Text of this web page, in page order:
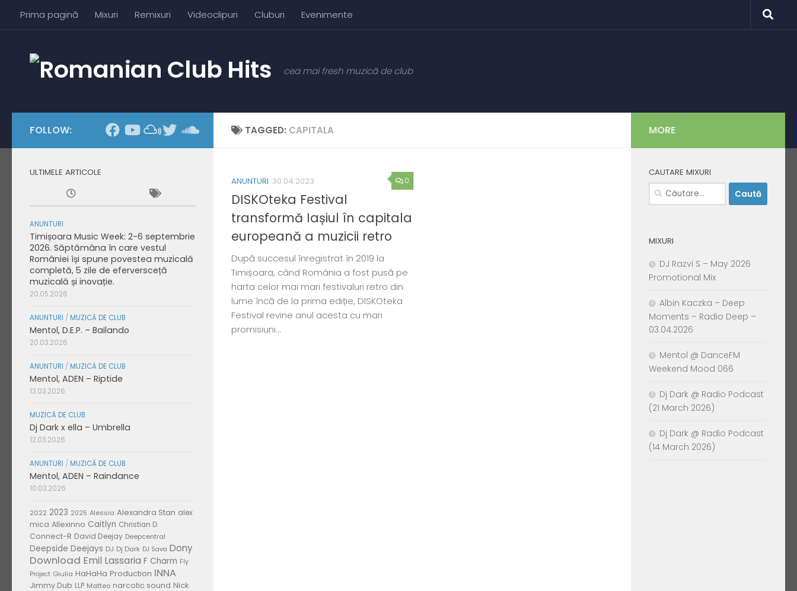
Skip to content
Prima pagină Mixuri Remixuri Videoclipuri Cluburi Evenimente
cea mai fresh muzică de club
TAGGED: CAPITALA
0
ANUNTURI 30.04.2023
DISKOteka Festival
transformă Iașiul în capitala
europeană a muzicii retro
După succesul înregistrat în 2019 la
Timișoara, când România a fost pusă pe
harta celor mai mari festivaluri retro din
lume încă de la prima ediție, DISKOteka
Festival revine anul acesta cu mari
promisiuni...
FOLLOW:
ULTIMELE ARTICOLE
ANUNTURI
Timișoara Music Week: 2-6 septembrie
2026. Săptămâna în care vestul
României își spune povestea muzicală
completă, 5 zile de eferversceță
muzicală și inovație.
20.05.2026
ANUNTURI / MUZICĂ DE CLUB
Mentol, D.E.P. – Bailando
20.03.2026
ANUNTURI / MUZICĂ DE CLUB
Mentol, ADEN – Riptide
13.03.2026
MUZICĂ DE CLUB
Dj Dark x ella – Umbrella
12.03.2026
ANUNTURI / MUZICĂ DE CLUB
Mentol, ADEN – Raindance
10.03.2026
2022 2023 2025 Alessia Alexandra Stan alex
mica Allexinno Caitlyn Christian D.
Connect-R David Deejay Deepcentral
Deepside Deejays DJ Dj Dark DJ Sava Dony
Download Emil Lassaria F Charm Fly
Project Giulia HaHaHa Production INNA
Jimmy Dub LLP Matteo narcotic sound Nick
MORE
CAUTARE MIXURI
Caută
după:
MIXURI
DJ Razvi S – May 2026
Promotional Mix
Albin Kaczka – Deep
Moments – Radio Deep –
03.04.2026
Mentol @ DanceFM
Weekend Mood 066
Dj Dark @ Radio Podcast
(21 March 2026)
Dj Dark @ Radio Podcast
(14 March 2026)